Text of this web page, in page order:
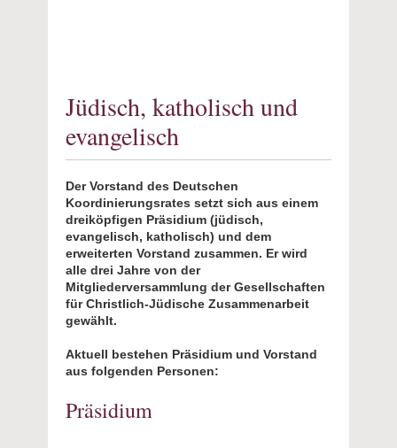
Jüdisch, katholisch und
evangelisch
Der Vorstand des Deutschen
Koordinierungsrates setzt sich aus einem
dreiköpfigen Präsidium (jüdisch,
evangelisch, katholisch) und dem
erweiterten Vorstand zusammen. Er wird
alle drei Jahre von der
Mitgliederversammlung der Gesellschaften
für Christlich-Jüdische Zusammenarbeit
gewählt.
Aktuell bestehen Präsidium und Vorstand
aus folgenden Personen:
Präsidium